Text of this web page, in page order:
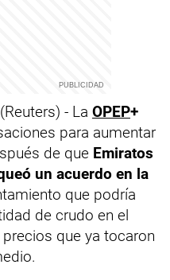
- La OPEP+
para aumentar
de que Emiratos
un acuerdo en la
que podría
de crudo en el
que ya tocaron